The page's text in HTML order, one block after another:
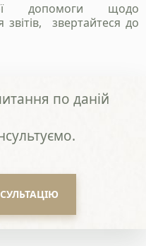
допомоги щодо
звертайтеся до
по даній